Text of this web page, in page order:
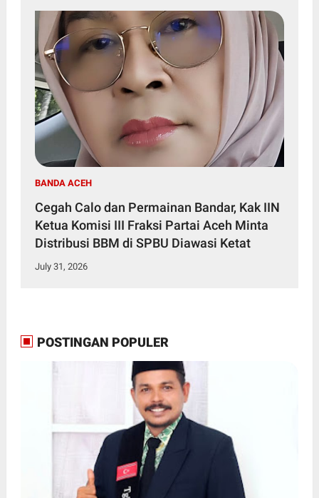
BANDA ACEH
Cegah Calo dan Permainan Bandar, Kak IIN
Ketua Komisi III Fraksi Partai Aceh Minta
Distribusi BBM di SPBU Diawasi Ketat
July 31, 2026
POSTINGAN POPULER